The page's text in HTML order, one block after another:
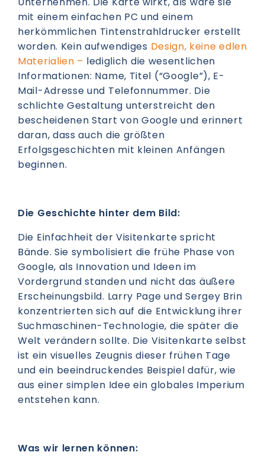
mit einem einfachen PC und einem
herkömmlichen Tintenstrahldrucker erstellt
worden. Kein aufwendiges Design, keine edlen
Materialien – lediglich die wesentlichen
Informationen: Name, Titel (“Google”), E-
Mail-Adresse und Telefonnummer. Die
schlichte Gestaltung unterstreicht den
bescheidenen Start von Google und erinnert
daran, dass auch die größten
Erfolgsgeschichten mit kleinen Anfängen
beginnen.
Die Geschichte hinter dem Bild:
Die Einfachheit der Visitenkarte spricht
Bände. Sie symbolisiert die frühe Phase von
Google, als Innovation und Ideen im
Vordergrund standen und nicht das äußere
Erscheinungsbild. Larry Page und Sergey Brin
konzentrierten sich auf die Entwicklung ihrer
Suchmaschinen-Technologie, die später die
Welt verändern sollte. Die Visitenkarte selbst
ist ein visuelles Zeugnis dieser frühen Tage
und ein beeindruckendes Beispiel dafür, wie
aus einer simplen Idee ein globales Imperium
entstehen kann.
Was wir lernen können: